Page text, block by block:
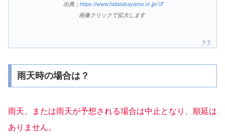
出典； https://www.hidatakayama.or.jp/
画像クリックで拡大します
雨天時の場合は？
雨天、または雨天が予想される場合は中止となり、順延は
ありません。